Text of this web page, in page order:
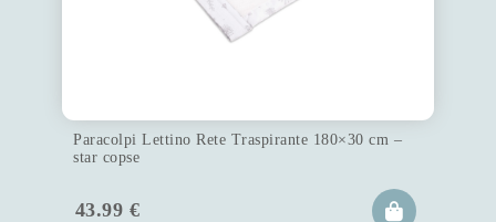
Paracolpi Lettino Rete Traspirante 180×30 cm –
star copse
43.99 €